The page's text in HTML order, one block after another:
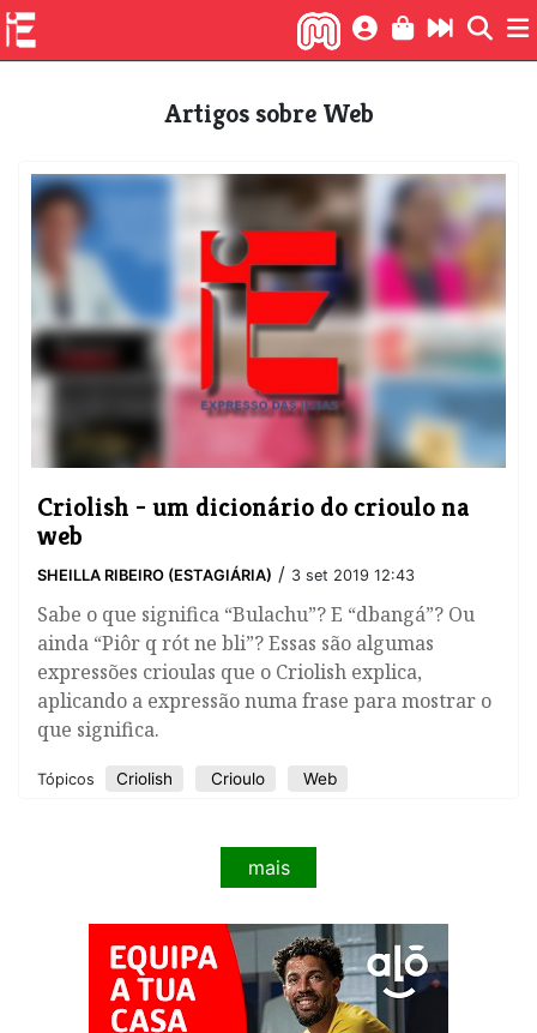
Artigos sobre Web
Criolish - um dicionário do crioulo na
web
SHEILLA RIBEIRO (ESTAGIÁRIA) / 3 set 2019 12:43
Sabe o que significa “Bulachu”? E “dbangá”? Ou
ainda “Piôr q rót ne bli”? Essas são algumas
expressões crioulas que o Criolish explica,
aplicando a expressão numa frase para mostrar o
que significa.
Tópicos Criolish Crioulo Web
mais